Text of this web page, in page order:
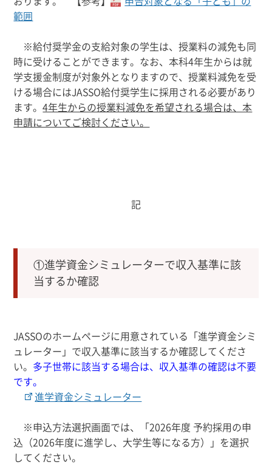
範囲
※給付奨学金の支給対象の学生は、授業料の減免も同
時に受けることができます。なお、本科4年生からは就
学支援金制度が対象外となりますので、授業料減免を受
ける場合にはJASSO給付奨学生に採用される必要があり
ます。4年生からの授業料減免を希望される場合は、本
申請についてご検討ください。
記
①進学資金シミュレーターで収入基準に該
当するか確認
JASSOのホームページに用意されている「進学資金シミ
ュレーター」で収入基準に該当するか確認してくださ
い。 多子世帯に該当する場合は、収入基準の確認は不要
です。
進学資金シミュレーター
※申込方法選択画面では、「2026年度 予約採用の申
込（2026年度に進学し、大学生等になる方）」を選択
してください。